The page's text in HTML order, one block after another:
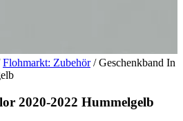
Flohmarkt: Zubehör/ Geschenkband In
2020-2022 Hummelgelb